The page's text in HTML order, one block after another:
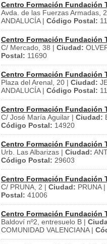
Centro Formación Fundación
Avda. de las Fuerzas Armadas,
ANDALUCÍA | Código Postal:
Centro Formación Fundación
C/ Mercado, 38 | Ciudad:
Postal: 11690
Centro Formación Fundación
Plaza del Arenal, 20 | Ciudad:
ANDALUCÍA | Código Postal:
Centro Formación Fundación
C/ José María Aguilar | Ciudad:
Código Postal: 14920
Centro Formación Fundación
Urb. Las Albarizas | Ciudad:
Código Postal: 29603
Centro Formación Fundación
C/ PRUNA, 2 | Ciudad: PRUNA |
Postal: 41006
Centro Formación Fundación
Baldoví nº2, entresuelo B |
COMUNIDAD VALENCIANA |